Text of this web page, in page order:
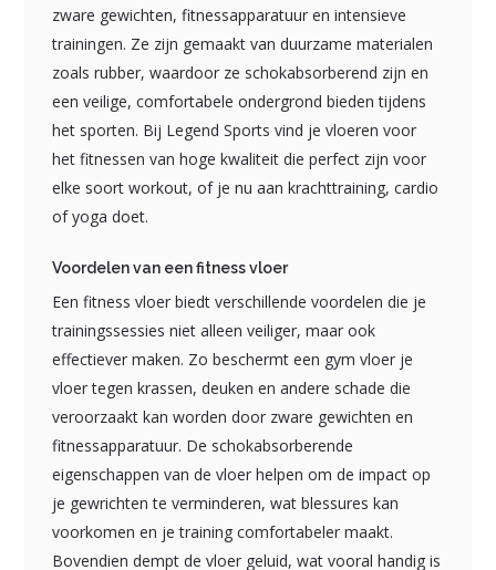
zware gewichten, fitnessapparatuur en intensieve
trainingen. Ze zijn gemaakt van duurzame materialen
zoals rubber, waardoor ze schokabsorberend zijn en
een veilige, comfortabele ondergrond bieden tijdens
het sporten. Bij Legend Sports vind je vloeren voor
het fitnessen van hoge kwaliteit die perfect zijn voor
elke soort workout, of je nu aan krachttraining, cardio
of yoga doet.
Voordelen van een fitness vloer
Een fitness vloer biedt verschillende voordelen die je
trainingssessies niet alleen veiliger, maar ook
effectiever maken. Zo beschermt een gym vloer je
vloer tegen krassen, deuken en andere schade die
veroorzaakt kan worden door zware gewichten en
fitnessapparatuur. De schokabsorberende
eigenschappen van de vloer helpen om de impact op
je gewrichten te verminderen, wat blessures kan
voorkomen en je training comfortabeler maakt.
Bovendien dempt de vloer geluid, wat vooral handig is